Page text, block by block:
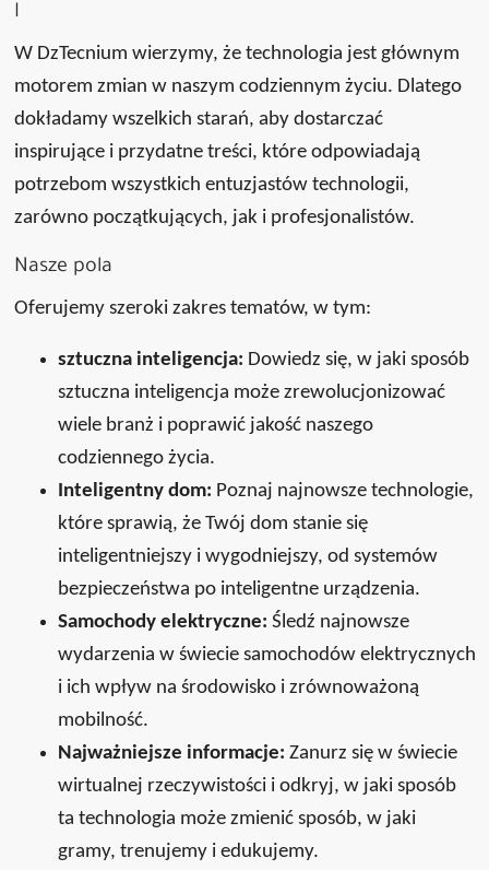
ا
W DzTecnium wierzymy, że technologia jest głównym
motorem zmian w naszym codziennym życiu. Dlatego
dokładamy wszelkich starań, aby dostarczać
inspirujące i przydatne treści, które odpowiadają
potrzebom wszystkich entuzjastów technologii,
zarówno początkujących, jak i profesjonalistów.
Nasze pola
Oferujemy szeroki zakres tematów, w tym:
sztuczna inteligencja: Dowiedz się, w jaki sposób
sztuczna inteligencja może zrewolucjonizować
wiele branż i poprawić jakość naszego
codziennego życia.
Inteligentny dom: Poznaj najnowsze technologie,
które sprawią, że Twój dom stanie się
inteligentniejszy i wygodniejszy, od systemów
bezpieczeństwa po inteligentne urządzenia.
Samochody elektryczne: Śledź najnowsze
wydarzenia w świecie samochodów elektrycznych
i ich wpływ na środowisko i zrównoważoną
mobilność.
Najważniejsze informacje: Zanurz się w świecie
wirtualnej rzeczywistości i odkryj, w jaki sposób
ta technologia może zmienić sposób, w jaki
gramy, trenujemy i edukujemy.